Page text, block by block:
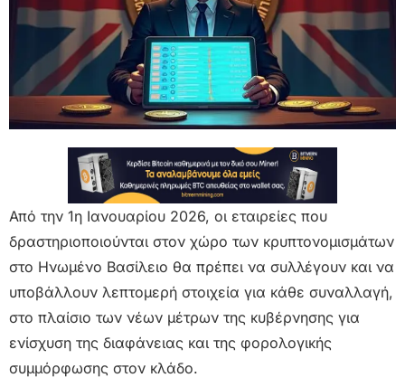
Από την 1η Ιανουαρίου 2026, οι εταιρείες που
δραστηριοποιούνται στον χώρο των κρυπτονομισμάτων
στο Ηνωμένο Βασίλειο θα πρέπει να συλλέγουν και να
υποβάλλουν λεπτομερή στοιχεία για κάθε συναλλαγή,
στο πλαίσιο των νέων μέτρων της κυβέρνησης για
ενίσχυση της διαφάνειας και της φορολογικής
συμμόρφωσης στον κλάδο.